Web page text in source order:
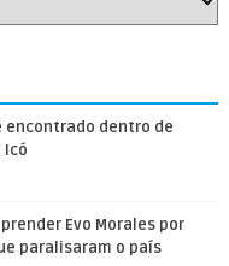
encontrado dentro de
Icó
Evo Morales por
paralisaram o país